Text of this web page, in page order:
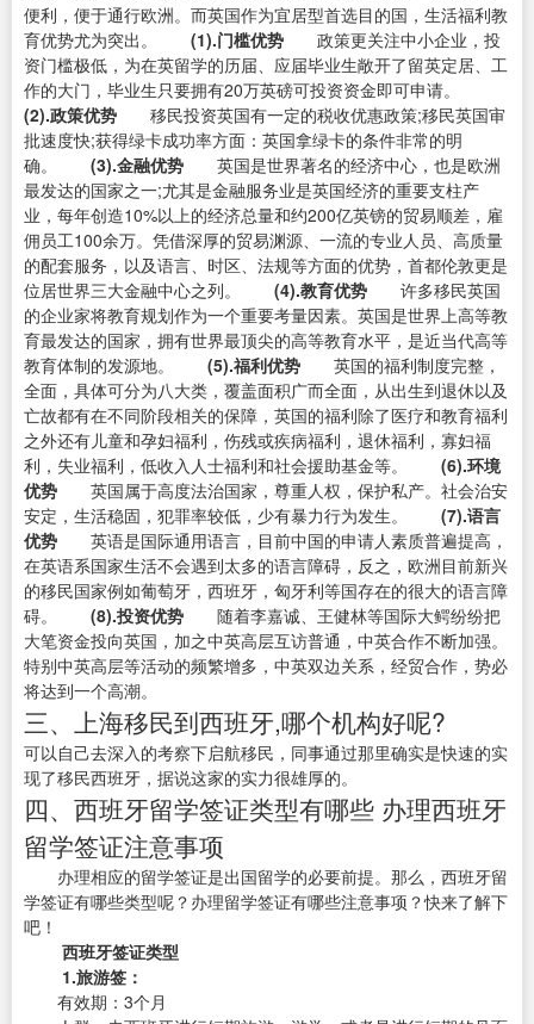
便利，便于通行欧洲。而英国作为宜居型首选目的国，生活福利教
育优势尤为突出。
(1).门槛优势 政策更关注中小企业，投
资门槛极低，为在英留学的历届、应届毕业生敞开了留英定居、工
作的大门，毕业生只要拥有20万英磅可投资资金即可申请。
(2).政策优势 移民投资英国有一定的税收优惠政策;移民英国审
批速度快;获得绿卡成功率方面：英国拿绿卡的条件非常的明
确。
(3).金融优势 英国是世界著名的经济中心，也是欧洲
最发达的国家之一;尤其是金融服务业是英国经济的重要支柱产
业，每年创造10%以上的经济总量和约200亿英镑的贸易顺差，雇
佣员工100余万。凭借深厚的贸易渊源、一流的专业人员、高质量
的配套服务，以及语言、时区、法规等方面的优势，首都伦敦更是
位居世界三大金融中心之列。
(4).教育优势 许多移民英国
的企业家将教育规划作为一个重要考量因素。英国是世界上高等教
育最发达的国家，拥有世界最顶尖的高等教育水平，是近当代高等
教育体制的发源地。
(5).福利优势 英国的福利制度完整，
全面，具体可分为八大类，覆盖面积广而全面，从出生到退休以及
亡故都有在不同阶段相关的保障，英国的福利除了医疗和教育福利
之外还有儿童和孕妇福利，伤残或疾病福利，退休福利，寡妇福
利，失业福利，低收入人士福利和社会援助基金等。
(6).环境
优势 英国属于高度法治国家，尊重人权，保护私产。社会治安
安定，生活稳固，犯罪率较低，少有暴力行为发生。
(7).语言
优势 英语是国际通用语言，目前中国的申请人素质普遍提高，
在英语系国家生活不会遇到太多的语言障碍，反之，欧洲目前新兴
的移民国家例如葡萄牙，西班牙，匈牙利等国存在的很大的语言障
碍。
(8).投资优势 随着李嘉诚、王健林等国际大鳄纷纷把
大笔资金投向英国，加之中英高层互访普通，中英合作不断加强。
特别中英高层等活动的频繁增多，中英双边关系，经贸合作，势必
将达到一个高潮。
三、上海移民到西班牙,哪个机构好呢?
可以自己去深入的考察下启航移民，同事通过那里确实是快速的实
现了移民西班牙，据说这家的实力很雄厚的。
四、西班牙留学签证类型有哪些 办理西班牙
留学签证注意事项
办理相应的留学签证是出国留学的必要前提。那么，西班牙留
学签证有哪些类型呢？办理留学签证有哪些注意事项？快来了解下
吧！
西班牙签证类型
1.旅游签：
有效期：3个月